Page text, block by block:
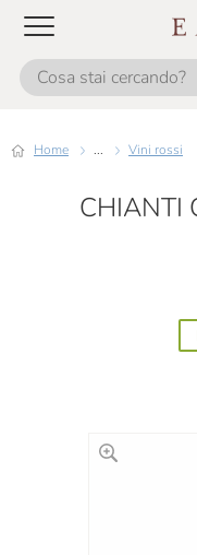
Home ... Vini rossi
CHIANTI